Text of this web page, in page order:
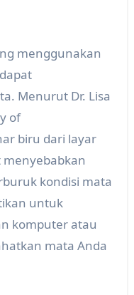
menggunakan
Menurut Dr. Lisa
of
biru dari layar
kondisi mata
untuk
komputer atau
mata Anda